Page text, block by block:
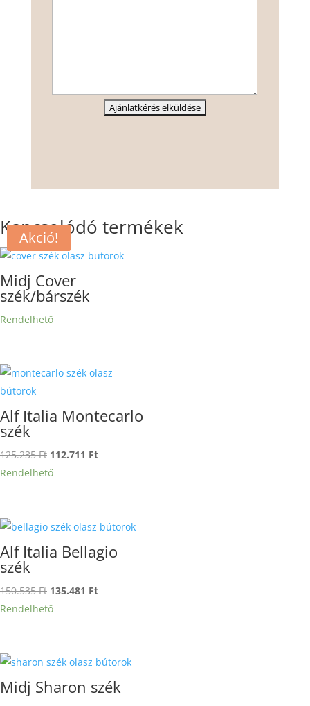
Kapcsolódó termékek
Midj Cover
szék/bárszék
Rendelhető
Akció!
Alf Italia Montecarlo
szék
125.235Ft Original
price
112.711 FtCurrent
Rendelhető
Akció!
Alf Italia Bellagio
szék
150.535Ft Original
price
135.481 FtCurrent
Rendelhető
Midj Sharon szék